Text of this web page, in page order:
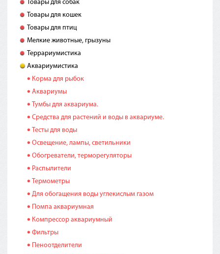
Товары для собак
Товары для кошек
Товары для птиц
Мелкие животные, грызуны
Террариумистика
Аквариумистика
Корма для рыбок
Аквариумы
Тумбы для аквариума.
Средства для растений и воды в аквариуме.
Тесты для воды
Освещение, лампы, светильники
Обогреватели, терморегуляторы
Распылители
Термометры
Для обогащения воды углекислым газом
Помпа аквариумная
Компрессор аквариумный
Фильтры
Пеноотделители